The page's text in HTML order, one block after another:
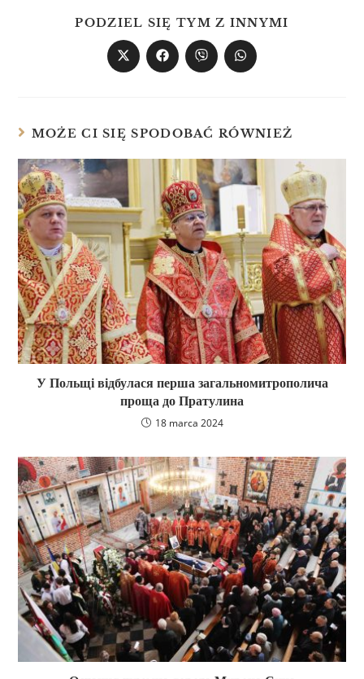
PODZIEL SIĘ TYM Z INNYMI
MOŻE CI SIĘ SPODOBAĆ RÓWNIEŻ
У Польщі відбулася перша загальномитрополича
проща до Пратулина
18 marca 2024